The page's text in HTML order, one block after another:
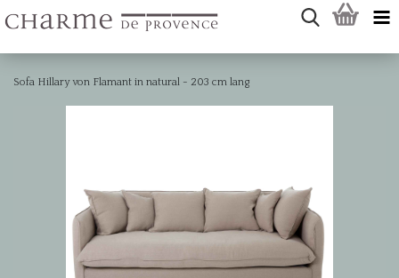
Sofa Hillary von Flamant in natural - 203 cm lang